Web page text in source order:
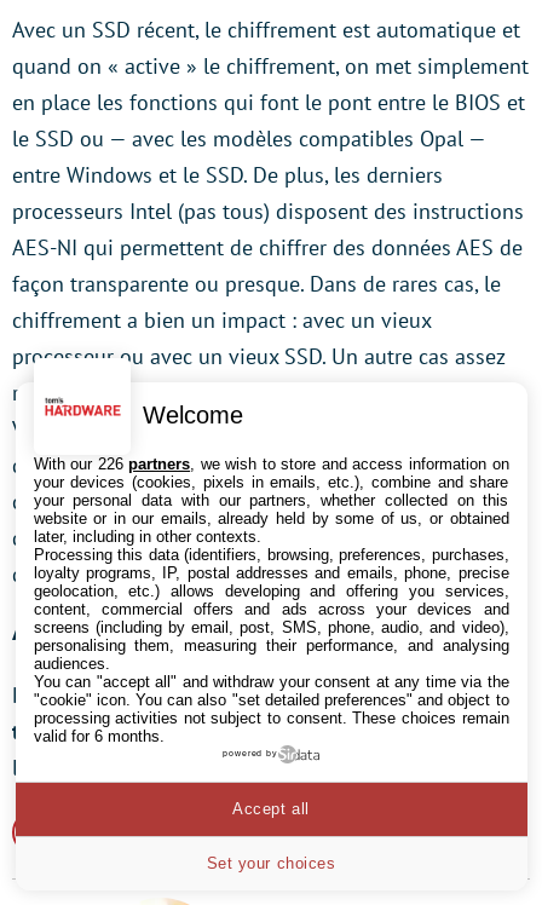
Avec un SSD récent, le chiffrement est automatique et
quand on « active » le chiffrement, on met simplement
en place les fonctions qui font le pont entre le BIOS et
le SSD ou — avec les modèles compatibles Opal —
entre Windows et le SSD. De plus, les derniers
processeurs Intel (pas tous) disposent des instructions
AES-NI qui permettent de chiffrer des données AES de
façon transparente ou presque. Dans de rares cas, le
chiffrement a bien un impact : avec un vieux
processeur ou avec un vieux SSD. Un autre cas assez
rare est quand on utilise un chiffrement comme
VeraCrypt ou FileVault 2 (sous Mac OS X) avec un SSD
de type SandForce : le chiffrement interfère avec la
compression de la mémoire et les performances sont
donc affectées. Il s’agit d’une perte «
débits théoriques ne sont plus atteignables.
Au final
Dans la grande majorité des cas,le chiffrement est
totalement transparent pour l’utilisateuret les cas où
la perte de performances est visible sont très rares.
Stockage
Welcome
With our 226partners , we wish to store and access information on
your devices (cookies, pixels in emails, etc.), combine and share
your personal data with our partners, whether collected on this
website or in our emails, already held by some of us, or obtained
later, including in other contexts.
Processing this data (identifiers, browsing, preferences, purchases,
loyalty programs, IP, postal addresses and emails, phone, precise
geolocation, etc.) allows developing and offering you services,
content, commercial offers and ads across your devices and
screens (including by email, post, SMS, phone, audio, and video),
personalising them, measuring their performance, and analysing
audiences.
You can "accept all" and withdraw your consent at any time via the
"cookie" icon. You can also "set detailed preferences" and object to
processing activities not subject to consent. These choices remain
valid for 6 months.
powered by
Set your choices
Accept all